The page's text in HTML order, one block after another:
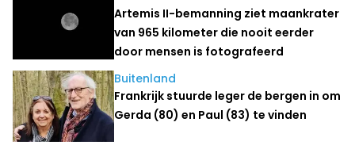
Artemis II-bemanning ziet maankrater
van 965 kilometer die nooit eerder
door mensen is fotografeerd
Buitenland
Frankrijk stuurde leger de bergen in om
Gerda (80) en Paul (83) te vinden